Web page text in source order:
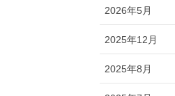
2026年5月
2025年12月
2025年8月